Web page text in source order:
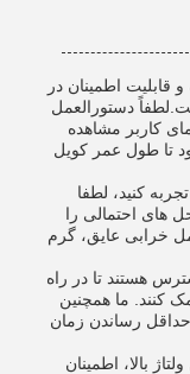
قابلیت اطمینان در
دستورالعمل
کاربر مشاهده
تا طول عمر کویل
کنید، لطفا
های احتمالی را
خرابی عایق، گرم
هستند تا در راه
کنند. ما همچنین
رساندن زمان
بالا، اطمینان